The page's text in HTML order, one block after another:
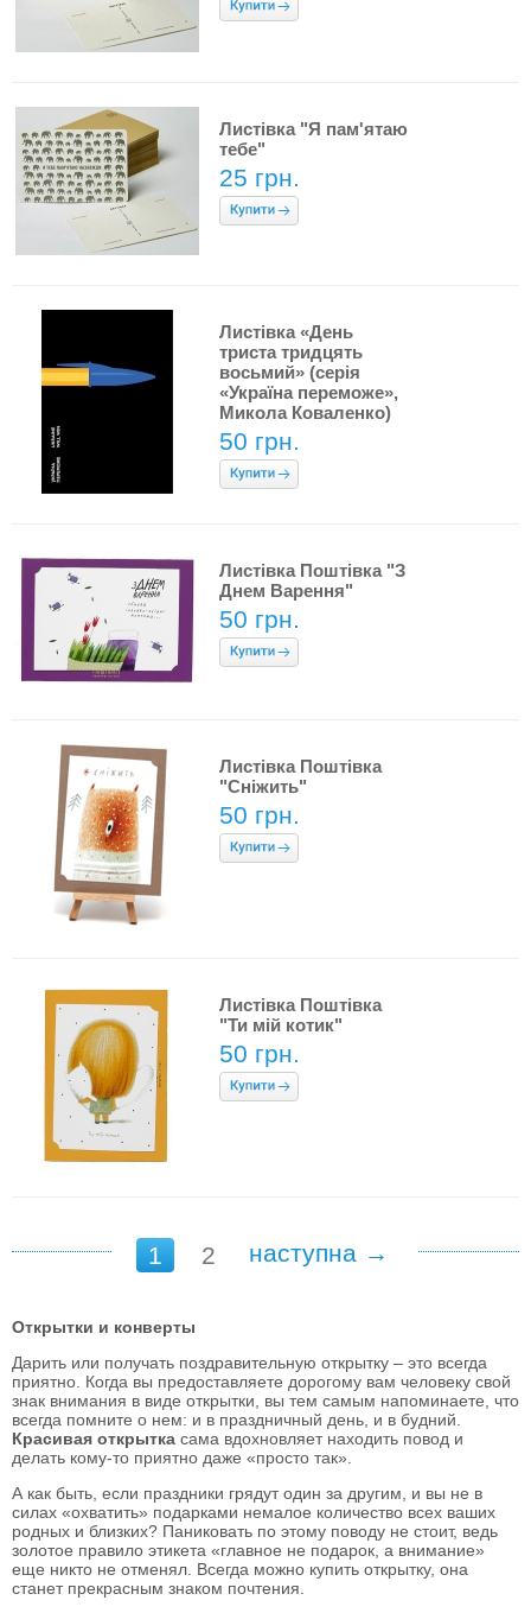
Листівка "Я пам'ятаю
тебе"
25 грн.
Листівка «День
триста тридцять
восьмий» (серія
«Україна переможе»,
Микола Коваленко)
50 грн.
Листівка Поштівка "З
Днем Варення"
50 грн.
Листівка Поштівка
"Сніжить"
50 грн.
Листівка Поштівка
"Ти мій котик"
50 грн.
1 2 наступна →
Открытки и конверты
Дарить или получать поздравительную открытку – это всегда
приятно. Когда вы предоставляете дорогому вам человеку свой
знак внимания в виде открытки, вы тем самым напоминаете, что
всегда помните о нем: и в праздничный день, и в будний.
Красивая открытка сама вдохновляет находить повод и
делать кому-то приятно даже «просто так».
А как быть, если праздники грядут один за другим, и вы не в
силах «охватить» подарками немалое количество всех ваших
родных и близких? Паниковать по этому поводу не стоит, ведь
золотое правило этикета «главное не подарок, а внимание»
еще никто не отменял. Всегда можно купить открытку, она
станет прекрасным знаком почтения.